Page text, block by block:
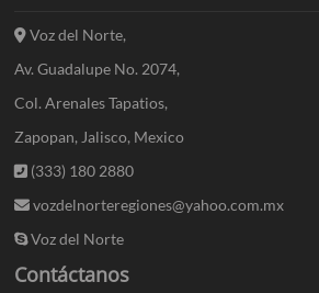
Voz del Norte,
Av. Guadalupe No. 2074,
Col. Arenales Tapatios,
Zapopan, Jalisco, Mexico
(333) 180 2880
vozdelnorteregiones@yahoo.com.mx
Voz del Norte
Contáctanos